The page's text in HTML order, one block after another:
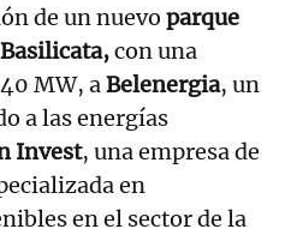
de un nuevo parque
con una
MW, aBelenergia, un
a las energías
Invest, una empresa de
en
en el sector de la